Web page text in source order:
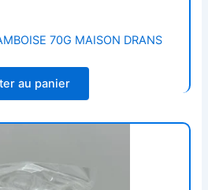
70G MAISON DRANS
au panier